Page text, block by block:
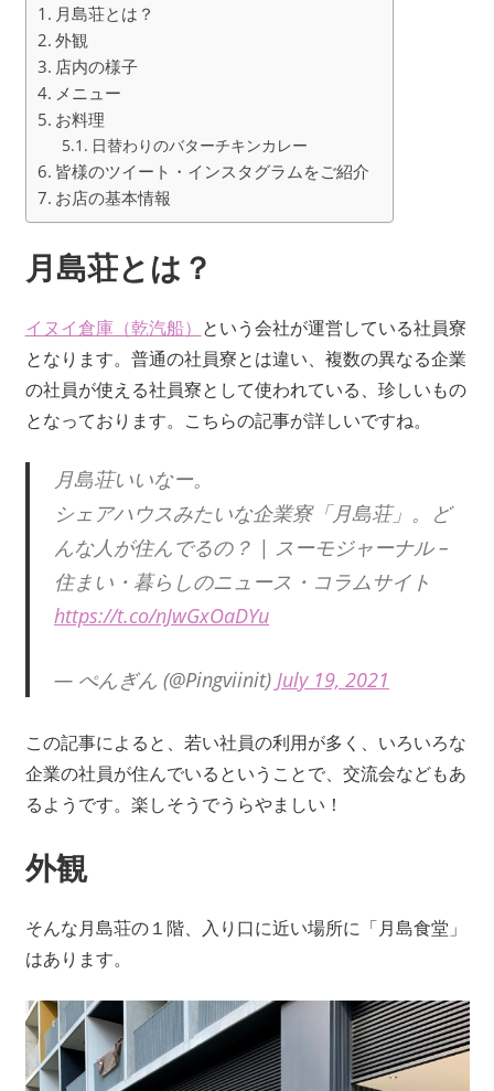
月島荘とは？
外観
店内の様子
メニュー
お料理
日替わりのバターチキンカレー
皆様のツイート・インスタグラムをご紹介
お店の基本情報
月島荘とは？
イヌイ倉庫（乾汽船） という会社が運営している社員寮
となります。普通の社員寮とは違い、複数の異なる企業
の社員が使える社員寮として使われている、珍しいもの
となっております。こちらの記事が詳しいですね。
月島荘いいなー。
シェアハウスみたいな企業寮「月島荘」。ど
んな人が住んでるの？ | スーモジャーナル –
住まい・暮らしのニュース・コラムサイト
https://t.co/nJwGxOaDYu
— ぺんぎん (@Pingviinit) July 19, 2021
この記事によると、若い社員の利用が多く、いろいろな
企業の社員が住んでいるということで、交流会などもあ
るようです。楽しそうでうらやましい！
外観
そんな月島荘の１階、入り口に近い場所に「月島食堂」
はあります。